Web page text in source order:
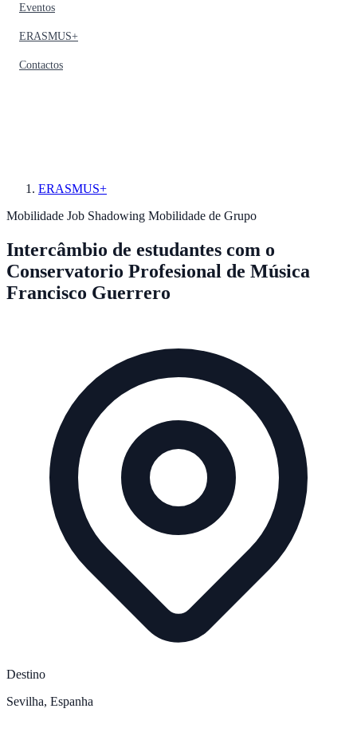
Eventos
ERASMUS+
Contactos
ERASMUS+
Mobilidade Job Shadowing Mobilidade de Grupo
Intercâmbio de estudantes com o
Conservatorio Profesional de Música
Francisco Guerrero
Destino
Sevilha, Espanha